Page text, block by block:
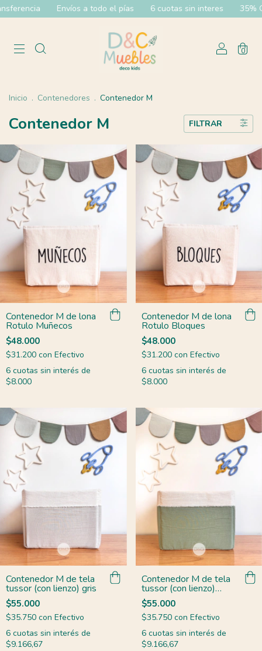
Envíos a todo el pías 6 cuotas sin interes 35% OFF
0
Inicio . Contenedores . Contenedor M
Contenedor M FILTRAR
Contenedor M de lona
Rotulo Muñecos
$48.000
$31.200 con Efectivo
6 cuotas sin interés de
$8.000
Contenedor M de lona
Rotulo Bloques
$48.000
$31.200 con Efectivo
6 cuotas sin interés de
$8.000
Contenedor M de tela
tussor (con lienzo) gris
$55.000
$35.750 con Efectivo
6 cuotas sin interés de
$9.166,67
Contenedor M de tela
tussor (con lienzo)
verde malva
$55.000
$35.750 con Efectivo
6 cuotas sin interés de
$9.166,67